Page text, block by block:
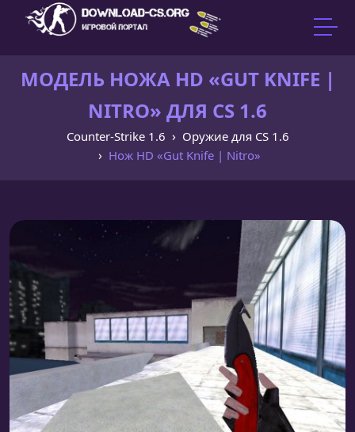
МОДЕЛЬ НОЖА HD «GUT KNIFE |
NITRO» ДЛЯ CS 1.6
Counter-Strike 1.6
Оружие для CS 1.6
Нож HD «Gut Knife | Nitro»